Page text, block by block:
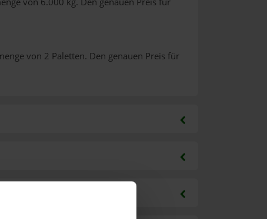
von 2 Paletten. Den genauen Preis für